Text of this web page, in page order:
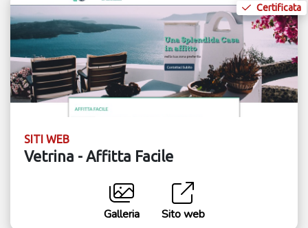
Certificata
SITI WEB
Vetrina - Affitta Facile
Galleria Sito web